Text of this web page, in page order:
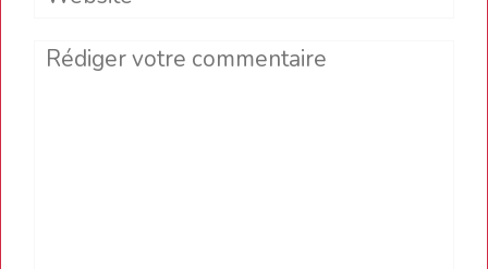
Comment